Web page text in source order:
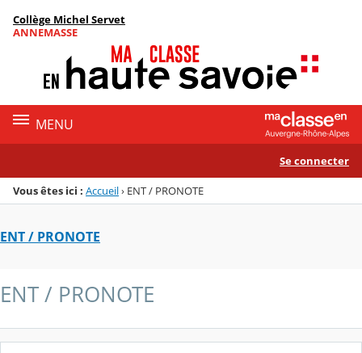
Menu de la rubrique
Contenu
Collège Michel Servet
ANNEMASSE
MENU
Se connecter
Vous êtes ici : Accueil› ENT / PRONOTE
ENT / PRONOTE
ENT / PRONOTE